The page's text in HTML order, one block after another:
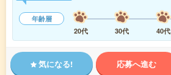
年齢層
20代
30代 40代
気になる! 応募へ進む